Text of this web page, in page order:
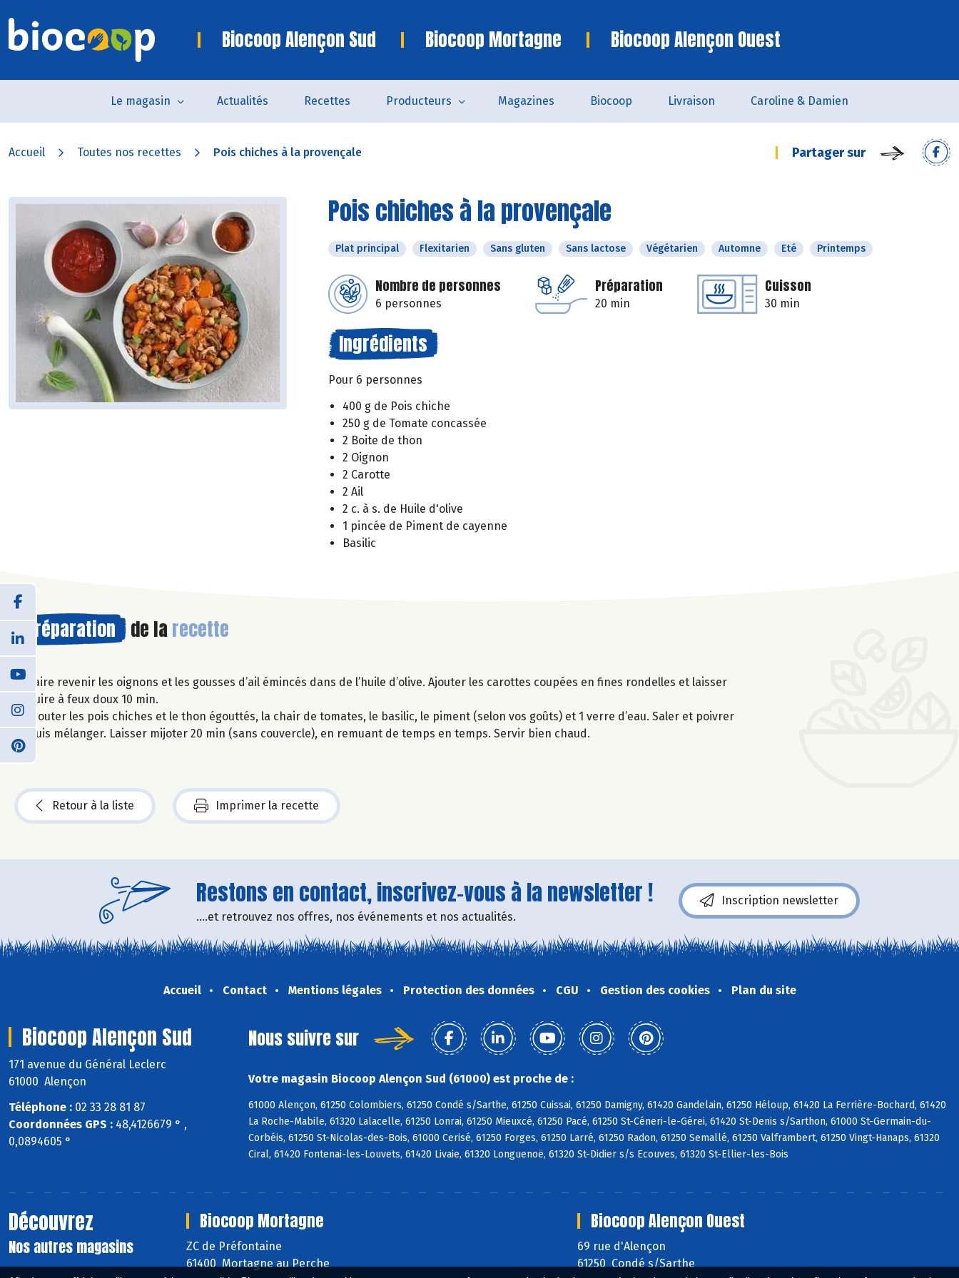
Biocoop Alençon Sud Biocoop Mortagne Biocoop Alençon Ouest
Le magasin Actualités Recettes Producteurs Magazines Biocoop Livraison Caroline & Damien
Accueil Toutes nos recettes Pois chiches à la provençale Partager sur
Pois chiches à la provençale
Plat principal Flexitarien Sans gluten Sans lactose Végétarien Automne Eté Printemps
Nombre de personnes
6 personnes
Préparation
20 min
Cuisson
30 min
Ingrédients
Pour 6 personnes
400 g de Pois chiche
250 g de Tomate concassée
2 Boite de thon
2 Oignon
2 Carotte
2 Ail
2 c. à s. de Huile d'olive
1 pincée de Piment de cayenne
Basilic
Préparation de la recette
Faire revenir les oignons et les gousses d’ail émincés dans de l’huile d’olive. Ajouter les carottes coupées en fines rondelles et laisser
cuire à feux doux 10 min.
Ajouter les pois chiches et le thon égouttés, la chair de tomates, le basilic, le piment (selon vos goûts) et 1 verre d’eau. Saler et poivrer
puis mélanger. Laisser mijoter 20 min (sans couvercle), en remuant de temps en temps. Servir bien chaud.
Retour à la liste Imprimer la recette
Restons en contact, inscrivez-vous à la newsletter !
....et retrouvez nos offres, nos événements et nos actualités.
Inscription newsletter
Accueil Contact Mentions légales Protection des données CGU Gestion des cookies Plan du site
Biocoop Alençon Sud
171 avenue du Général Leclerc
61000 Alençon
Téléphone : 02 33 28 81 87
Coordonnées GPS : 48,4126679 ° ,
0,0894605 °
Nous suivre sur
Votre magasin Biocoop Alençon Sud (61000) est proche de :
61000 Alençon, 61250 Colombiers, 61250 Condé s/Sarthe, 61250 Cuissai, 61250 Damigny, 61420 Gandelain, 61250 Héloup, 61420 La Ferrière-Bochard, 61420
La Roche-Mabile, 61320 Lalacelle, 61250 Lonrai, 61250 Mieuxcé, 61250 Pacé, 61250 St-Céneri-le-Gérei, 61420 St-Denis s/Sarthon, 61000 St-Germain-du-
Corbéis, 61250 St-Nicolas-des-Bois, 61000 Cerisé, 61250 Forges, 61250 Larré, 61250 Radon, 61250 Semallé, 61250 Valframbert, 61250 Vingt-Hanaps, 61320
Ciral, 61420 Fontenai-les-Louvets, 61420 Livaie, 61320 Longuenoë, 61320 St-Didier s/s Ecouves, 61320 St-Ellier-les-Bois
Découvrez
Nos autres magasins
Biocoop Mortagne
ZC de Préfontaine
61400 Mortagne au Perche
Biocoop Alençon Ouest
69 rue d'Alençon
61250 Condé s/Sarthe